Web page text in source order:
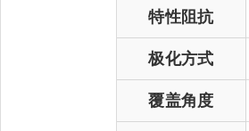
特性阻抗
极化方式
覆盖角度